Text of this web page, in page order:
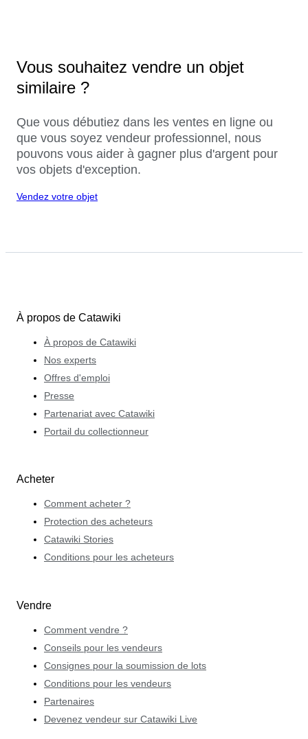
Vous souhaitez vendre un objet
similaire ?
Que vous débutiez dans les ventes en ligne ou
que vous soyez vendeur professionnel, nous
pouvons vous aider à gagner plus d'argent pour
vos objets d'exception.
Vendez votre objet
À propos de Catawiki
À propos de Catawiki
Nos experts
Offres d'emploi
Presse
Partenariat avec Catawiki
Portail du collectionneur
Acheter
Comment acheter ?
Protection des acheteurs
Catawiki Stories
Conditions pour les acheteurs
Vendre
Comment vendre ?
Conseils pour les vendeurs
Consignes pour la soumission de lots
Conditions pour les vendeurs
Partenaires
Devenez vendeur sur Catawiki Live